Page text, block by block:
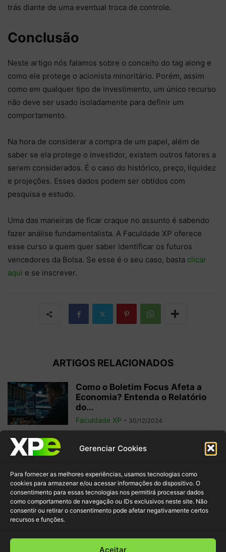
Gerenciar Cookies
Para fornecer as melhores experiências, usamos tecnologias como
cookies para armazenar e/ou acessar informações do dispositivo. O
consentimento para essas tecnologias nos permitirá processar dados
como comportamento de navegação ou IDs exclusivos neste site. Não
consentir ou retirar o consentimento pode afetar negativamente certos
recursos e funções.
Aceitar
trás diante de uma eventual troca de controle.
Conclusão
Neste artigo nós falamos sobre o conceito do tag along e
como ele protege o acionista minoritário. Porém, assim
como em qualquer tipo de investimento, um único recurso
não deve ser usado isoladamente para definir um
comportamento.
Na hora de considerar a compra de um papel, além de
saber se ela protege o investidor, existem outros fatores a
serem considerados. É o caso do histórico, preço, liquidez
e projeções. Esses dados podem ser obtidos com
pesquisa e estudo.
Uma das maneiras de ficar craque no assunto é sabendo
fazer análise fundamentalista. A Faculdade XP oferece
esse curso a quem quer saber identificar os futuros
vencedores da Bolsa. Se esse é o seu caso, basta clicar
aqui e se inscrever.
ARTIGOS RELACIONADOS
Como o Boletim Focus Afeta a
Economia? Entenda o Relatório
do...
Faculdade XP - 30/12/2024
Sistema Financeiro Nacional: o
O que são dividendos e como
funcionam na bolsa de valores